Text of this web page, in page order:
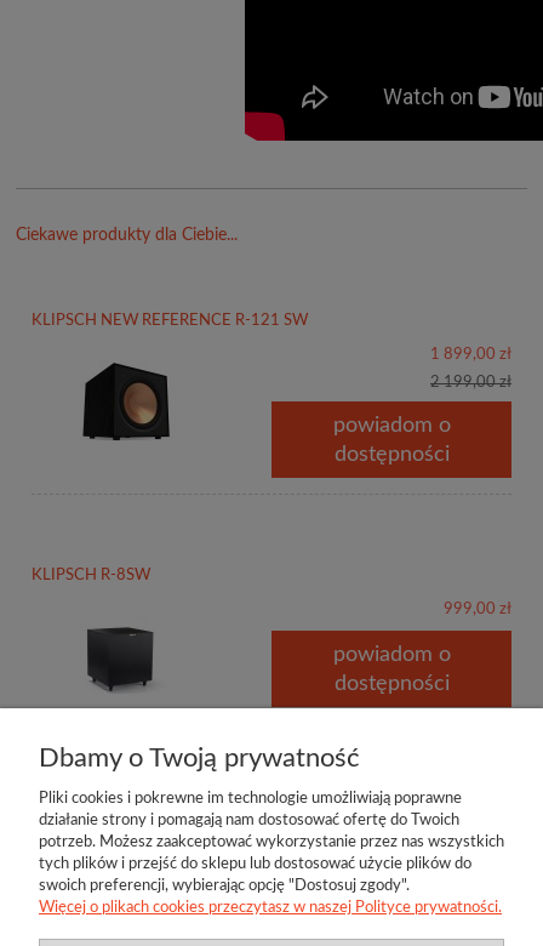
Ciekawe produkty dla Ciebie...
KLIPSCH NEW REFERENCE R-121 SW
1 899,00 zł
2 199,00 zł
powiadom o
dostępności
KLIPSCH R-8SW
999,00 zł
powiadom o
dostępności
Dbamy o Twoją prywatność
Pliki cookies i pokrewne im technologie umożliwiają poprawne
działanie strony i pomagają nam dostosować ofertę do Twoich
potrzeb. Możesz zaakceptować wykorzystanie przez nas wszystkich
tych plików i przejść do sklepu lub dostosować użycie plików do
swoich preferencji, wybierając opcję "Dostosuj zgody".
Więcej o plikach cookies przeczytasz w naszej Polityce prywatności.